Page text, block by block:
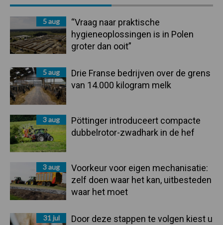
Sidebar
5 aug
“Vraag naar praktische
hygieneoplossingen is in Polen
groter dan ooit”
5 aug
Drie Franse bedrijven over de grens
van 14.000 kilogram melk
3 aug
Pöttinger introduceert compacte
dubbelrotor-zwadhark in de hef
3 aug
Voorkeur voor eigen mechanisatie:
zelf doen waar het kan, uitbesteden
waar het moet
31 jul
Door deze stappen te volgen kiest u